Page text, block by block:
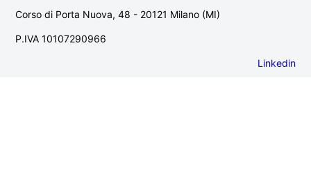
Corso di Porta Nuova, 48 - 20121 Milano (MI)
P.IVA 10107290966
Linkedin